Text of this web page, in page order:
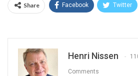
Share Facebook Twitter
Henri Nissen
Comments